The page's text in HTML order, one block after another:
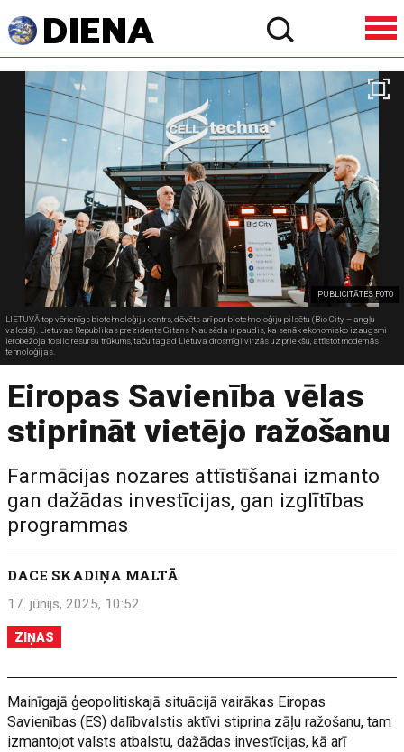
PUBLICITĀTES FOTO
LIETUVĀ top vērienīgs biotehnoloģiju centrs, dēvēts arī par biotehnoloģiju pilsētu (Bio City – angļu
valodā). Lietuvas Republikas prezidents Gitans Nausēda ir paudis, ka senāk ekonomisko izaugsmi
ierobežoja fosilo resursu trūkums, taču tagad Lietuva drosmīgi virzās uz priekšu, attīstot modernās
tehnoloģijas.
Eiropas Savienība vēlas
stiprināt vietējo ražošanu
Farmācijas nozares attīstīšanai izmanto
gan dažādas investīcijas, gan izglītības
programmas
DACE SKADIŅA MALTĀ
17. jūnijs, 2025, 10:52
ZIŅAS
Mainīgajā ģeopolitiskajā situācijā vairākas Eiropas
Savienības (ES) dalībvalstis aktīvi stiprina zāļu ražošanu, tam
izmantojot valsts atbalstu, dažādas investīcijas, kā arī